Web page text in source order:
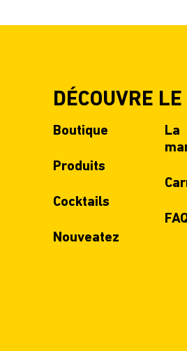
DÉCOUVRE
Boutique
Produits
Cocktails
Nouveatez
La